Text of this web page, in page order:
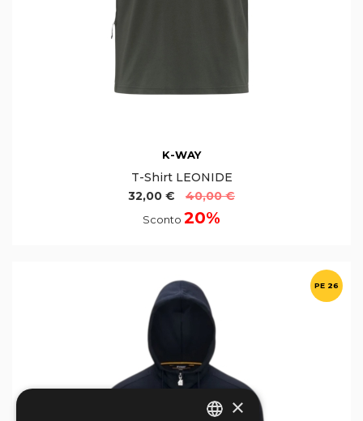
K-WAY
T-Shirt LEONIDE
32,00 €
40,00 €
Sconto 20%
PE 26
×